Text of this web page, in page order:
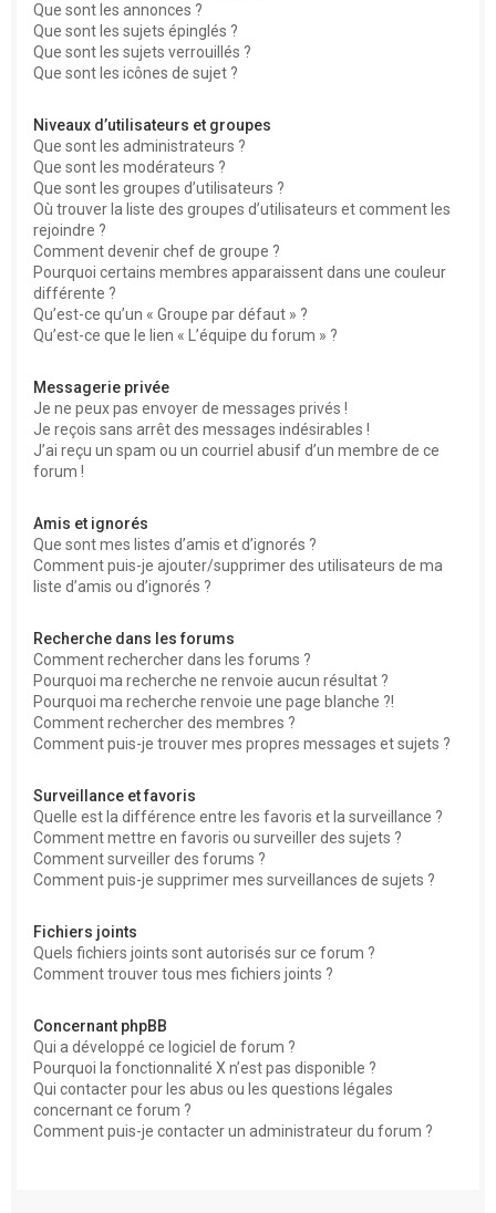
Que sont les annonces ?
Que sont les sujets épinglés ?
Que sont les sujets verrouillés ?
Que sont les icônes de sujet ?
Niveaux d’utilisateurs et groupes
Que sont les administrateurs ?
Que sont les modérateurs ?
Que sont les groupes d’utilisateurs ?
Où trouver la liste des groupes d’utilisateurs et comment les
rejoindre ?
Comment devenir chef de groupe ?
Pourquoi certains membres apparaissent dans une couleur
différente ?
Qu’est-ce qu’un « Groupe par défaut » ?
Qu’est-ce que le lien « L’équipe du forum » ?
Messagerie privée
Je ne peux pas envoyer de messages privés !
Je reçois sans arrêt des messages indésirables !
J’ai reçu un spam ou un courriel abusif d’un membre de ce
forum !
Amis et ignorés
Que sont mes listes d’amis et d’ignorés ?
Comment puis-je ajouter/supprimer des utilisateurs de ma
liste d’amis ou d’ignorés ?
Recherche dans les forums
Comment rechercher dans les forums ?
Pourquoi ma recherche ne renvoie aucun résultat ?
Pourquoi ma recherche renvoie une page blanche ?!
Comment rechercher des membres ?
Comment puis-je trouver mes propres messages et sujets ?
Surveillance et favoris
Quelle est la différence entre les favoris et la surveillance ?
Comment mettre en favoris ou surveiller des sujets ?
Comment surveiller des forums ?
Comment puis-je supprimer mes surveillances de sujets ?
Fichiers joints
Quels fichiers joints sont autorisés sur ce forum ?
Comment trouver tous mes fichiers joints ?
Concernant phpBB
Qui a développé ce logiciel de forum ?
Pourquoi la fonctionnalité X n’est pas disponible ?
Qui contacter pour les abus ou les questions légales
concernant ce forum ?
Comment puis-je contacter un administrateur du forum ?